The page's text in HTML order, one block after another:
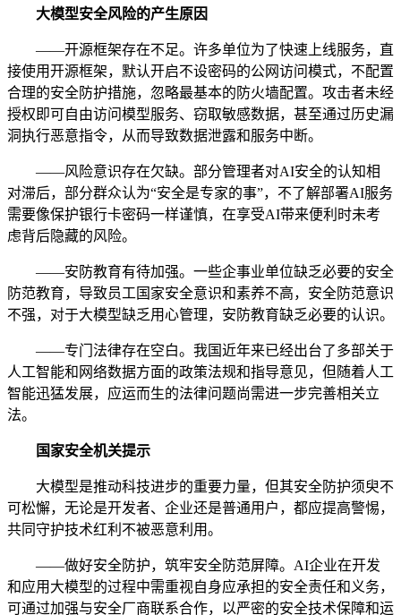
大模型安全风险的产生原因
——开源框架存在不足。许多单位为了快速上线服务，直
接使用开源框架，默认开启不设密码的公网访问模式，不配置
合理的安全防护措施，忽略最基本的防火墙配置。攻击者未经
授权即可自由访问模型服务、窃取敏感数据，甚至通过历史漏
洞执行恶意指令，从而导致数据泄露和服务中断。
——风险意识存在欠缺。部分管理者对AI安全的认知相
对滞后，部分群众认为“安全是专家的事”，不了解部署AI服务
需要像保护银行卡密码一样谨慎，在享受AI带来便利时未考
虑背后隐藏的风险。
——安防教育有待加强。一些企事业单位缺乏必要的安全
防范教育，导致员工国家安全意识和素养不高，安全防范意识
不强，对于大模型缺乏用心管理，安防教育缺乏必要的认识。
——专门法律存在空白。我国近年来已经出台了多部关于
人工智能和网络数据方面的政策法规和指导意见，但随着人工
智能迅猛发展，应运而生的法律问题尚需进一步完善相关立
法。
国家安全机关提示
大模型是推动科技进步的重要力量，但其安全防护须臾不
可松懈，无论是开发者、企业还是普通用户，都应提高警惕，
共同守护技术红利不被恶意利用。
——做好安全防护，筑牢安全防范屏障。AI企业在开发
和应用大模型的过程中需重视自身应承担的安全责任和义务，
可通过加强与安全厂商联系合作，以严密的安全技术保障和运